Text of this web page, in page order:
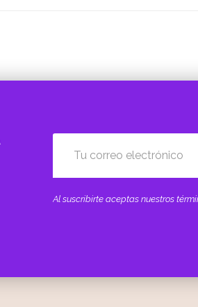
Al suscribirte aceptas nuestros